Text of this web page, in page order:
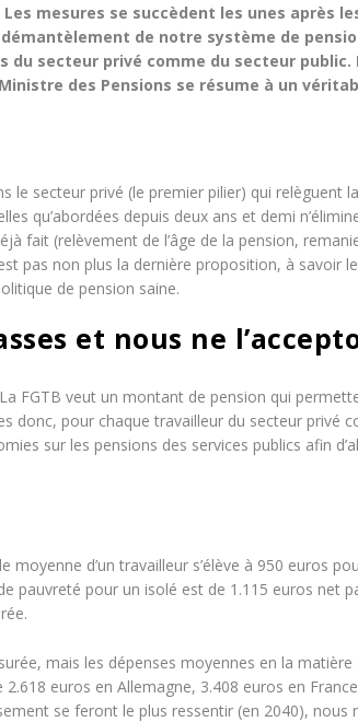
mesures se succèdent les unes après
de notre système de
secteur privé comme du secteur public.
des Pensions se résume à un
le secteur privé (le premier pilier) qui relèguent la
qu’abordées depuis deux ans et demi
fait (relèvement de l’âge de la pension,
pas non plus la dernière proposition, à savoir le
de pension saine.
et nous ne
FGTB veut un montant de pension qui
donc, pour chaque travailleur du secteur privé
sur les pensions des services publics afin
moyenne d’un travailleur s’élève à 950 euros
pauvreté pour un isolé est de 1.115 euros net
mais les dépenses moyennes en la
euros en Allemagne, 3.408 euros en
se feront le plus ressentir (en 2040), nous